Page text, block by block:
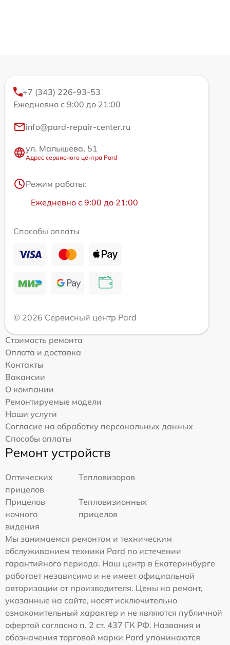
+7 (343) 226-93-53
Ежедневно с 9:00 до 21:00
info@pard-repair-center.ru
ул. Малышева, 51
Адрес сервисного центра Pard
Режим работы:
Ежедневно с 9:00 до 21:00
Способы оплаты
© 2026 Сервисный центр Pard
Стоимость ремонта
Оплата и доставка
Контакты
Вакансии
О компании
Ремонтируемые модели
Наши услуги
Согласие на обработку персональных данных
Способы оплаты
Ремонт устройств
Оптических
прицелов
Тепловизоров
Прицелов
ночного
видения
Тепловизионных
прицелов
Мы занимаемся ремонтом и техническим
обслуживанием техники Pard по истечении
гарантийного периода. Наш центр в Екатеринбурге
работает независимо и не имеет официальной
авторизации от производителя. Цены на ремонт,
указанные на сайте, носят исключительно
ознакомительный характер и не являются публичной
офертой согласно п. 2 ст. 437 ГК РФ. Названия и
обозначения торговой марки Pard упоминаются